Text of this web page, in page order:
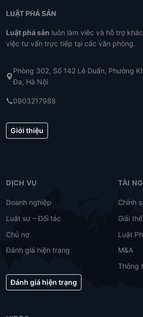
LUẬT PHÁ SẢN
Luật phá sản luôn làm viêc và hỗ trợ
việc tư vấn trực tiếp tại các văn phòng.
Phòng 302, Số 142 Lê Duẩn, Phường
Đa, Hà Nội
0903217988
Giới thiệu
DỊCH VỤ
Doanh nghiệp
Luật sư – Đối tác
Chủ nợ
Đánh giá hiện trạng
Đánh giá hiện trạng
TÀI
Chính
Giải thể
Luật
M&A
Thông